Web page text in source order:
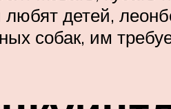
детей,
собак, им